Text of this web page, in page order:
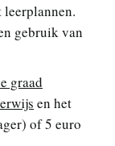
leerplannen.
gebruik van
graad
en het
of 5 euro